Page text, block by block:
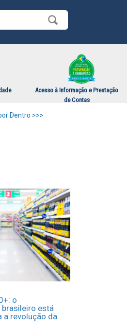
Acesso à Informação e Prestação
de Contas
Dentro >>>
o
está
a revolução da